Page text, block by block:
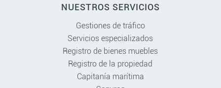
NUESTROS SERVICIOS
Gestiones de tráfico
Servicios especializados
Registro de bienes muebles
Registro de la propiedad
Capitanía marítima